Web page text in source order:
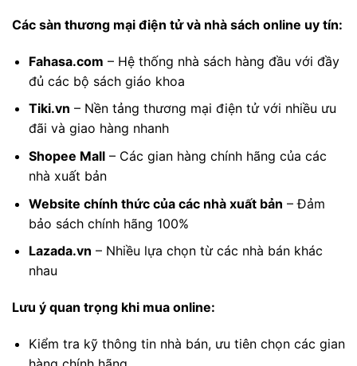
Các sàn thương mại điện tử và nhà sách online uy tín:
Fahasa.com – Hệ thống nhà sách hàng đầu với đầy
đủ các bộ sách giáo khoa
Tiki.vn – Nền tảng thương mại điện tử với nhiều ưu
đãi và giao hàng nhanh
Shopee Mall– Các gian hàng chính hãng của các
nhà xuất bản
Website chính thức của các nhà xuất bản – Đảm
bảo sách chính hãng 100%
Lazada.vn – Nhiều lựa chọn từ các nhà bán khác
nhau
Lưu ý quan trọng khi mua online:
Kiểm tra kỹ thông tin nhà bán, ưu tiên chọn các gian